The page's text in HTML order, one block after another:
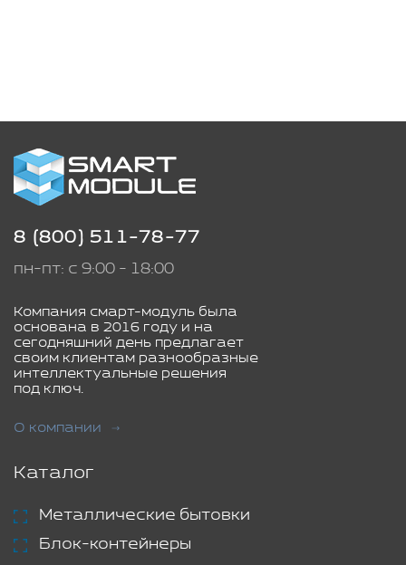
8 (800) 511-78-77
пн-пт: с 9:00 - 18:00
Компания смарт-модуль была
основана в 2016 году и на
сегодняшний день предлагает
своим клиентам разнообразные
интеллектуальные решения
под ключ.
О компании
Каталог
Металлические бытовки
Блок-контейнеры